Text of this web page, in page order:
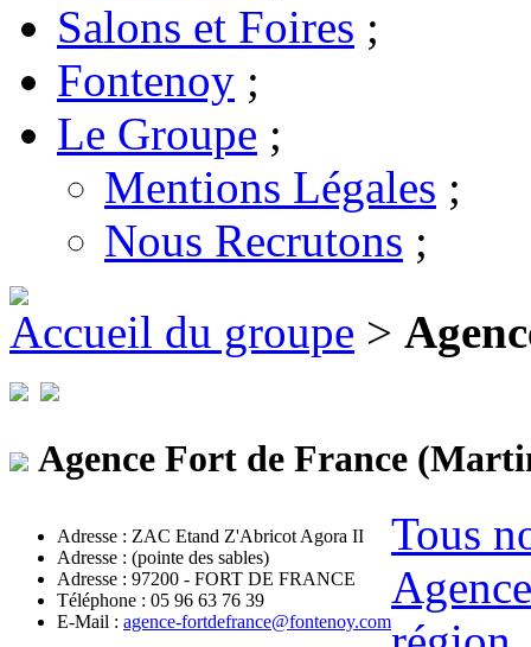
Salons et Foires ;
Fontenoy ;
Le Groupe ;
Mentions Légales ;
Nous Recrutons ;
Accueil du groupe >
Agence Fort de France
Adresse : ZAC Etand Z'Abricot Agora II
Adresse : (pointe des sables)
Adresse : 97200 - FORT DE FRANCE
Téléphone : 05 96 63 76 39
E-Mail : agence-fortdefrance@fontenoy.com
Tous
Agence